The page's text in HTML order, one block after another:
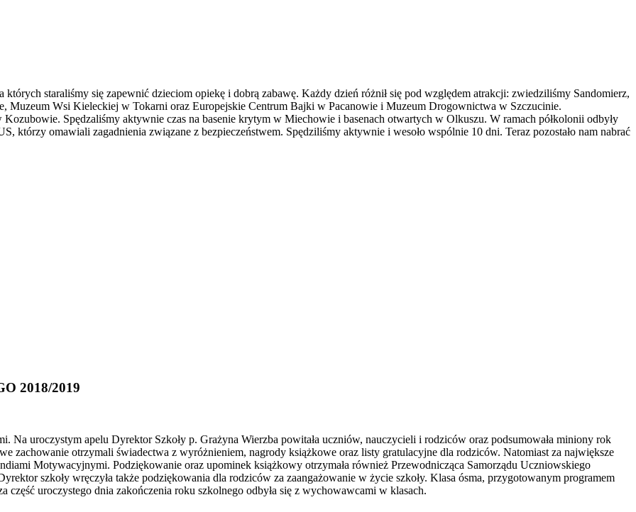
staraliśmy się zapewnić dzieciom opiekę i dobrą zabawę. Każdy dzień różnił się pod względem atrakcji: zwiedziliśmy Sandomierz,
Muzeum Wsi Kieleckiej w Tokarni oraz Europejskie Centrum Bajki w Pacanowie i Muzeum Drogownictwa w Szczucinie.
Spędzaliśmy aktywnie czas na basenie krytym w Miechowie i basenach otwartych w Olkuszu. W ramach półkolonii odbyły
którzy omawiali zagadnienia związane z bezpieczeństwem. Spędziliśmy aktywnie i wesoło wspólnie 10 dni. Teraz pozostało nam nabrać
2018/2019
Na uroczystym apelu Dyrektor Szkoły p. Grażyna Wierzba powitała uczniów, nauczycieli i rodziców oraz podsumowała miniony rok
zachowanie otrzymali świadectwa z wyróżnieniem, nagrody książkowe oraz listy gratulacyjne dla rodziców. Natomiast za największe
Motywacyjnymi. Podziękowanie oraz upominek książkowy otrzymała również Przewodnicząca Samorządu Uczniowskiego
szkoły wręczyła także podziękowania dla rodziców za zaangażowanie w życie szkoły. Klasa ósma, przygotowanym programem
część uroczystego dnia zakończenia roku szkolnego odbyła się z wychowawcami w klasach.